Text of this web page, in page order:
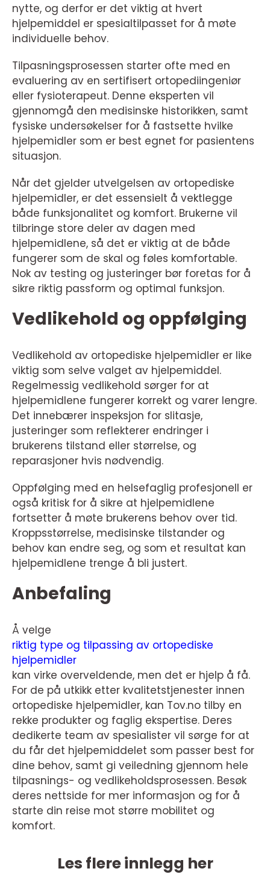
nytte, og derfor er det viktig at hvert
hjelpemiddel er spesialtilpasset for å møte
individuelle behov.
Tilpasningsprosessen starter ofte med en
evaluering av en sertifisert ortopediingeniør
eller fysioterapeut. Denne eksperten vil
gjennomgå den medisinske historikken, samt
fysiske undersøkelser for å fastsette hvilke
hjelpemidler som er best egnet for pasientens
situasjon.
Når det gjelder utvelgelsen av ortopediske
hjelpemidler, er det essensielt å vektlegge
både funksjonalitet og komfort. Brukerne vil
tilbringe store deler av dagen med
hjelpemidlene, så det er viktig at de både
fungerer som de skal og føles komfortable.
Nok av testing og justeringer bør foretas for å
sikre riktig passform og optimal funksjon.
Vedlikehold og oppfølging
Vedlikehold av ortopediske hjelpemidler er like
viktig som selve valget av hjelpemiddel.
Regelmessig vedlikehold sørger for at
hjelpemidlene fungerer korrekt og varer lengre.
Det innebærer inspeksjon for slitasje,
justeringer som reflekterer endringer i
brukerens tilstand eller størrelse, og
reparasjoner hvis nødvendig.
Oppfølging med en helsefaglig profesjonell er
også kritisk for å sikre at hjelpemidlene
fortsetter å møte brukerens behov over tid.
Kroppsstørrelse, medisinske tilstander og
behov kan endre seg, og som et resultat kan
hjelpemidlene trenge å bli justert.
Anbefaling
Å velge
riktig type og tilpassing av ortopediske
hjelpemidler
kan virke overveldende, men det er hjelp å få.
For de på utkikk etter kvalitetstjenester innen
ortopediske hjelpemidler, kan Tov.no tilby en
rekke produkter og faglig ekspertise. Deres
dedikerte team av spesialister vil sørge for at
du får det hjelpemiddelet som passer best for
dine behov, samt gi veiledning gjennom hele
tilpasnings- og vedlikeholdsprosessen. Besøk
deres nettside for mer informasjon og for å
starte din reise mot større mobilitet og
komfort.
Les flere innlegg her